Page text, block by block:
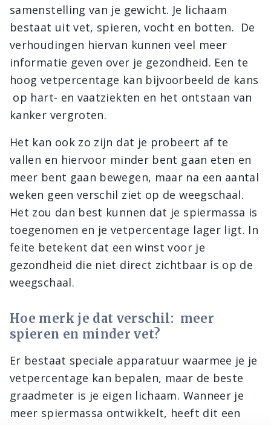
samenstelling van je gewicht. Je lichaam
bestaat uit vet, spieren, vocht en botten. De
verhoudingen hiervan kunnen veel meer
informatie geven over je gezondheid. Een te
hoog vetpercentage kan bijvoorbeeld de kans
op hart- en vaatziekten en het ontstaan van
kanker vergroten.
Het kan ook zo zijn dat je probeert af te
vallen en hiervoor minder bent gaan eten en
meer bent gaan bewegen, maar na een aantal
weken geen verschil ziet op de weegschaal.
Het zou dan best kunnen dat je spiermassa is
toegenomen en je vetpercentage lager ligt. In
feite betekent dat een winst voor je
gezondheid die niet direct zichtbaar is op de
weegschaal.
Hoe merk je dat verschil: meer
spieren en minder vet?
Er bestaat speciale apparatuur waarmee je je
vetpercentage kan bepalen, maar de beste
graadmeter is je eigen lichaam. Wanneer je
meer spiermassa ontwikkelt, heeft dit een